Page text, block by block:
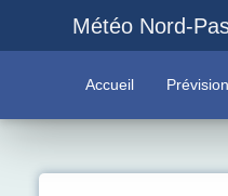
Météo Nord-
Accueil